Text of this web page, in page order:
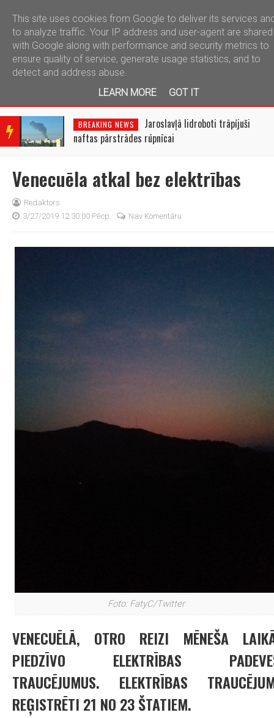
telegram
BRE
AKIN
NEW
BREAKING NEWS
Jaroslavļā lidroboti trāpījuši
naftas pārstrādes rūpnīcai
Venecuēla atkal bez elektrības
Redaktors
3/27/2019 12:30:00 Pēcp.
Nav Komentāru
Foto: FatyC/Twitter
VENECUĒLĀ, OTRO REIZI MĒNEŠA
PIEDZĪVO ELEKTRĪBAS
TRAUCĒJUMUS. ELEKTRĪBAS
REĢISTRĒTI 21 NO 23 ŠTATIEM.
This site uses cookies from Google to deliver its services
to analyze traffic. Your IP address and user-agent are shared
with Google along with performance and security metrics to
ensure quality of service, generate usage statistics, and to
detect and address abuse.
LEARN MORE
GOT IT